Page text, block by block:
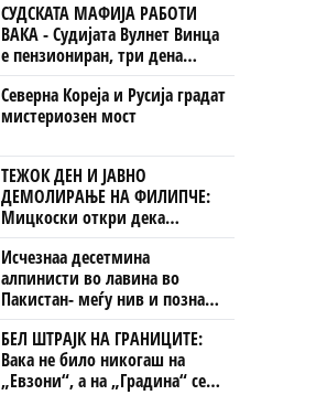
СУДСКАТА МАФИЈА РАБОТИ
ВАКА - Судијата Вулнет Винца
е пензиониран, три дена
откако му го врати пасошот
на бизнисменот Марковски
Северна Кореја и Русија градат
мистериозен мост
ТЕЖОК ДЕН И ЈАВНО
ДЕМОЛИРАЊЕ НА ФИЛИПЧЕ:
Мицкоски откри дека
човекот појма нема од
ништо, освен за кеш
Исчезнаа десетмина
алпинисти во лавина во
Пакистан- меѓу нив и познат
Непалец
БЕЛ ШТРАЈК НА ГРАНИЦИТЕ:
Вака не било никогаш на
„Евзони“, а на „Градина“ се